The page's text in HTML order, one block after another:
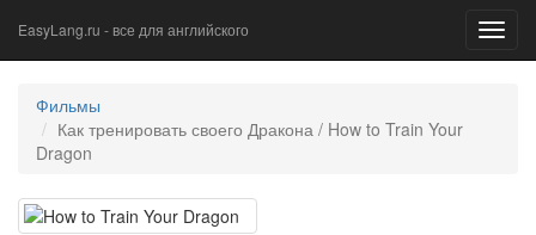
EasyLang.ru - все для английского
Фильмы
Как тренировать своего Дракона / How to Train Your
Dragon